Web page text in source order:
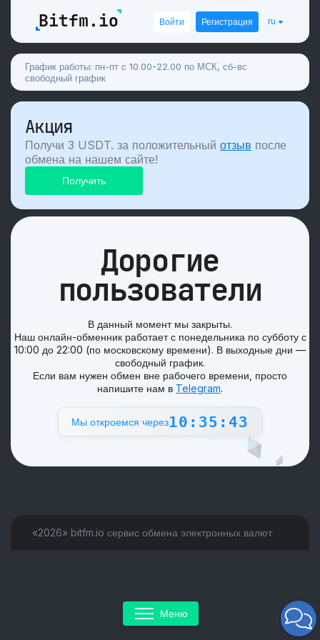
Войти Регистрация ru
График работы: пн-пт с 10.00-22.00 по МСК, сб-вс
свободный график
Акция
Получи 3 USDT. за положительный отзыв после
обмена на нашем сайте!
Дорогие
пользователи
В данный момент мы закрыты.
Наш онлайн-обменник работает с понедельника по субботу с
10:00 до 22:00 (по московскому времени). В выходные дни —
свободный график.
Если вам нужен обмен вне рабочего времени, просто
напишите нам в Telegram.
Мы откроемся через10:35:43
«2026» bitfm.io сервис обмена электронных валют
Меню